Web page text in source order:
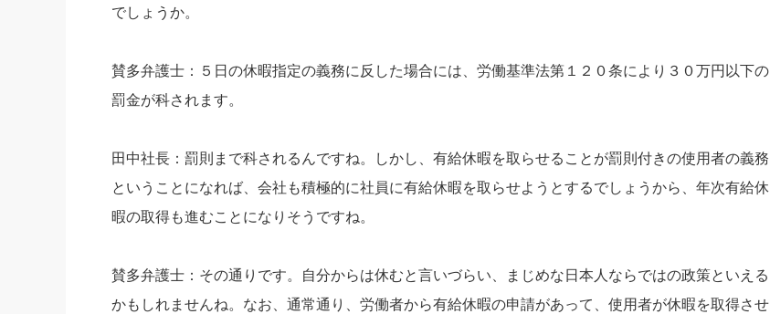
でしょうか。
賛多弁護士：５日の休暇指定の義務に反した場合には、労働基準法第１２０条により３０万円以下の
罰金が科されます。
田中社長：罰則まで科されるんですね。しかし、有給休暇を取らせることが罰則付きの使用者の義務
ということになれば、会社も積極的に社員に有給休暇を取らせようとするでしょうから、年次有給休
暇の取得も進むことになりそうですね。
賛多弁護士：その通りです。自分からは休むと言いづらい、まじめな日本人ならではの政策といえる
かもしれませんね。なお、通常通り、労働者から有給休暇の申請があって、使用者が休暇を取得させ